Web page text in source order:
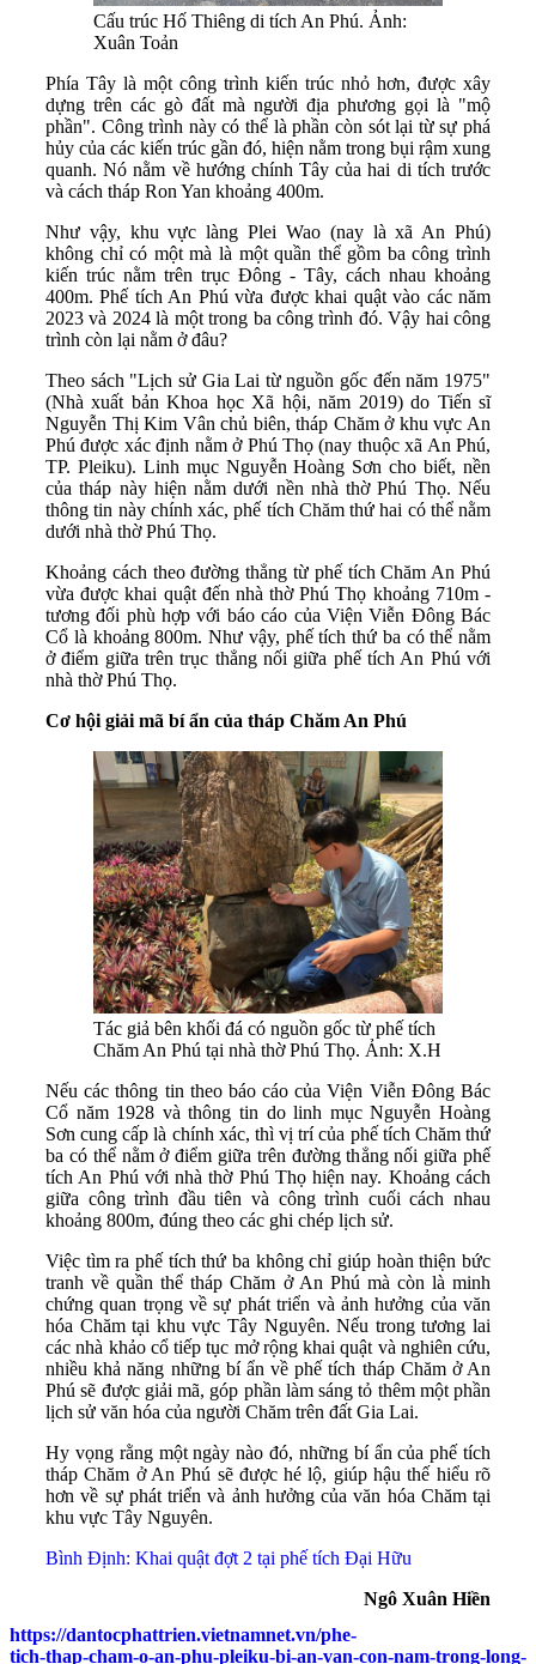
Cấu trúc Hố Thiêng di tích An Phú. Ảnh:
Xuân Toản
Phía Tây là một công trình kiến trúc nhỏ hơn, được xây
dựng trên các gò đất mà người địa phương gọi là "mộ
phần". Công trình này có thể là phần còn sót lại từ sự phá
hủy của các kiến trúc gần đó, hiện nằm trong bụi rậm xung
quanh. Nó nằm về hướng chính Tây của hai di tích trước
và cách tháp Ron Yan khoảng 400m.
Như vậy, khu vực làng Plei Wao (nay là xã An Phú)
không chỉ có một mà là một quần thể gồm ba công trình
kiến trúc nằm trên trục Đông - Tây, cách nhau khoảng
400m. Phế tích An Phú vừa được khai quật vào các năm
2023 và 2024 là một trong ba công trình đó. Vậy hai công
trình còn lại nằm ở đâu?
Theo sách "Lịch sử Gia Lai từ nguồn gốc đến năm 1975"
(Nhà xuất bản Khoa học Xã hội, năm 2019) do Tiến sĩ
Nguyễn Thị Kim Vân chủ biên, tháp Chăm ở khu vực An
Phú được xác định nằm ở Phú Thọ (nay thuộc xã An Phú,
TP. Pleiku). Linh mục Nguyễn Hoàng Sơn cho biết, nền
của tháp này hiện nằm dưới nền nhà thờ Phú Thọ. Nếu
thông tin này chính xác, phế tích Chăm thứ hai có thể nằm
dưới nhà thờ Phú Thọ.
Khoảng cách theo đường thẳng từ phế tích Chăm An Phú
vừa được khai quật đến nhà thờ Phú Thọ khoảng 710m -
tương đối phù hợp với báo cáo của Viện Viễn Đông Bác
Cổ là khoảng 800m. Như vậy, phế tích thứ ba có thể nằm
ở điểm giữa trên trục thẳng nối giữa phế tích An Phú với
nhà thờ Phú Thọ.
Cơ hội giải mã bí ẩn của tháp Chăm An Phú
Tác giả bên khối đá có nguồn gốc từ phế tích
Chăm An Phú tại nhà thờ Phú Thọ. Ảnh: X.H
Nếu các thông tin theo báo cáo của Viện Viễn Đông Bác
Cổ năm 1928 và thông tin do linh mục Nguyễn Hoàng
Sơn cung cấp là chính xác, thì vị trí của phế tích Chăm thứ
ba có thể nằm ở điểm giữa trên đường thẳng nối giữa phế
tích An Phú với nhà thờ Phú Thọ hiện nay. Khoảng cách
giữa công trình đầu tiên và công trình cuối cách nhau
khoảng 800m, đúng theo các ghi chép lịch sử.
Việc tìm ra phế tích thứ ba không chỉ giúp hoàn thiện bức
tranh về quần thể tháp Chăm ở An Phú mà còn là minh
chứng quan trọng về sự phát triển và ảnh hưởng của văn
hóa Chăm tại khu vực Tây Nguyên. Nếu trong tương lai
các nhà khảo cổ tiếp tục mở rộng khai quật và nghiên cứu,
nhiều khả năng những bí ẩn về phế tích tháp Chăm ở An
Phú sẽ được giải mã, góp phần làm sáng tỏ thêm một phần
lịch sử văn hóa của người Chăm trên đất Gia Lai.
Hy vọng rằng một ngày nào đó, những bí ẩn của phế tích
tháp Chăm ở An Phú sẽ được hé lộ, giúp hậu thế hiểu rõ
hơn về sự phát triển và ảnh hưởng của văn hóa Chăm tại
khu vực Tây Nguyên.
Bình Định: Khai quật đợt 2 tại phế tích Đại Hữu
Ngô Xuân Hiền
https://dantocphattrien.vietnamnet.vn/phe-
tich-thap-cham-o-an-phu-pleiku-bi-an-van-con-nam-trong-long-